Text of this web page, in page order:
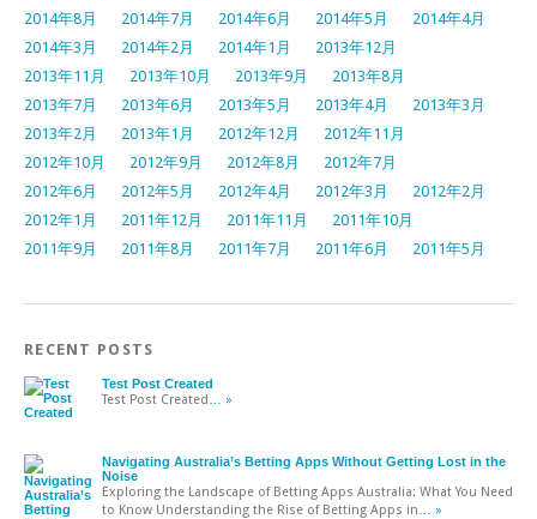
2014年8月
2014年7月 2014年6月 2014年5月
2014年4月
2014年3月
2014年2月 2014年1月
2013年12月
2013年11月
2013年10月 2013年9月
2013年8月
2013年7月
2013年6月 2013年5月 2013年4月
2013年3月
2013年2月
2013年1月 2012年12月
2012年11月
2012年10月
2012年9月 2012年8月
2012年7月
2012年6月
2012年5月 2012年4月 2012年3月
2012年2月
2012年1月
2011年12月 2011年11月
2011年10月
2011年9月
2011年8月 2011年7月 2011年6月 2011年5月
RECENT POSTS
Test Post Created
Test Post Created … »
Navigating Australia’s Betting Apps Without Getting Lost in the
Noise
Exploring the Landscape of Betting Apps Australia: What You Need
to Know Understanding the Rise of Betting Apps in … »